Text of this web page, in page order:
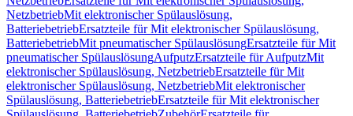
NetzbetriebMit elektronischer Spülauslösung,
BatteriebetriebErsatzteile für Mit elektronischer Spülauslösung,
BatteriebetriebMit pneumatischer SpülauslösungErsatzteile für Mit
pneumatischer SpülauslösungAufputzErsatzteile für AufputzMit
elektronischer Spülauslösung, NetzbetriebErsatzteile für Mit
elektronischer Spülauslösung, NetzbetriebMit elektronischer
Spülauslösung, BatteriebetriebErsatzteile für Mit elektronischer